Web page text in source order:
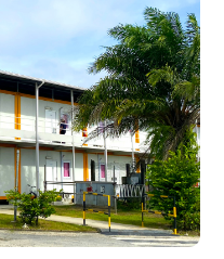
上却存在着较大的差
多少钱？本文将为您
性价比。